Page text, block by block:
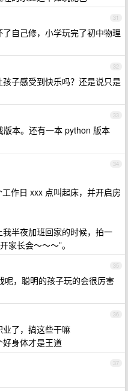
31
自己修，小学玩完了初中物理
32
子感受到快乐吗？还是说只是
33
本。还有一本 python 版本
34
作日 xxx 点叫起床，并开启房
半夜加班回家的时候，拍一
家长会～～～”。
35
，聪明的孩子玩的会很厉害
36
了，搞这些干嘛
身体才是王道
37